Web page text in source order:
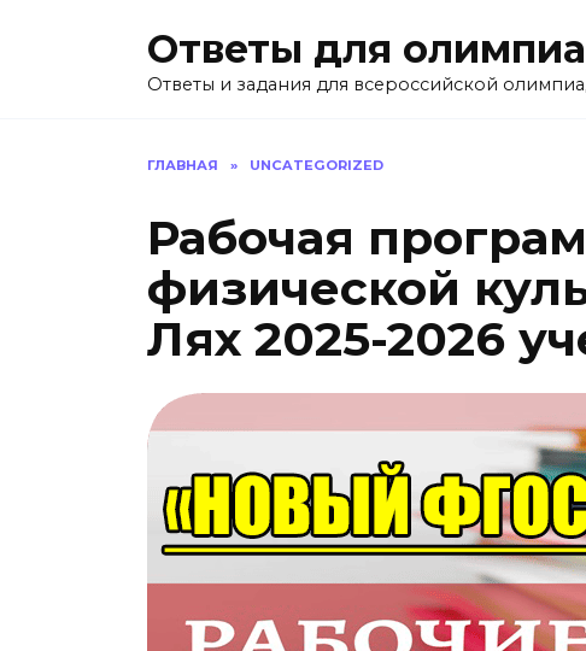
Ответы для
Ответы и задания для всероссийской
ГЛАВНАЯ » UNCATEGORIZED
Рабочая
физической
Лях 2025-2026